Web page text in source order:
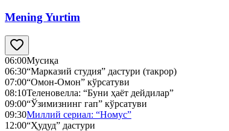
Mening Yurtim
06:00Мусиқа
06:30“Марказий студия” дастури (такрор)
07:00“Омон-Омон” кўрсатуви
08:10Теленовелла: “Буни ҳаёт дейдилар”
09:00“Ўзимизнинг гап” кўрсатуви
09:30Миллий сериал: “Номус”
12:00“Ҳудуд” дастури